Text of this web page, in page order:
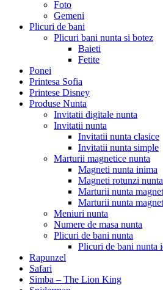
Foto
Gemeni
Plicuri de bani
Plicuri bani nunta si botez
Baieti
Fetite
Ponei
Printesa Sofia
Printese Disney
Produse Nunta
Invitatii digitale nunta
Invitatii nunta
Invitatii nunta clasice
Invitatii nunta simple
Marturii magnetice nunta
Magneti nunta inima
Magneti rotunzi nunta
Marturii nunta
Marturii nunta
Meniuri nunta
Numere de masa nunta
Plicuri de bani nunta
Plicuri de bani nunta
Rapunzel
Safari
Simba – The Lion King